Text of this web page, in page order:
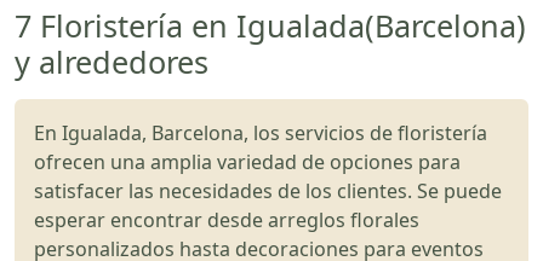
7 Floristería en Igualada(Barcelona)
y alrededores
En Igualada, Barcelona, los servicios de floristería
ofrecen una amplia variedad de opciones para
satisfacer las necesidades de los clientes. Se puede
esperar encontrar desde arreglos florales
personalizados hasta decoraciones para eventos